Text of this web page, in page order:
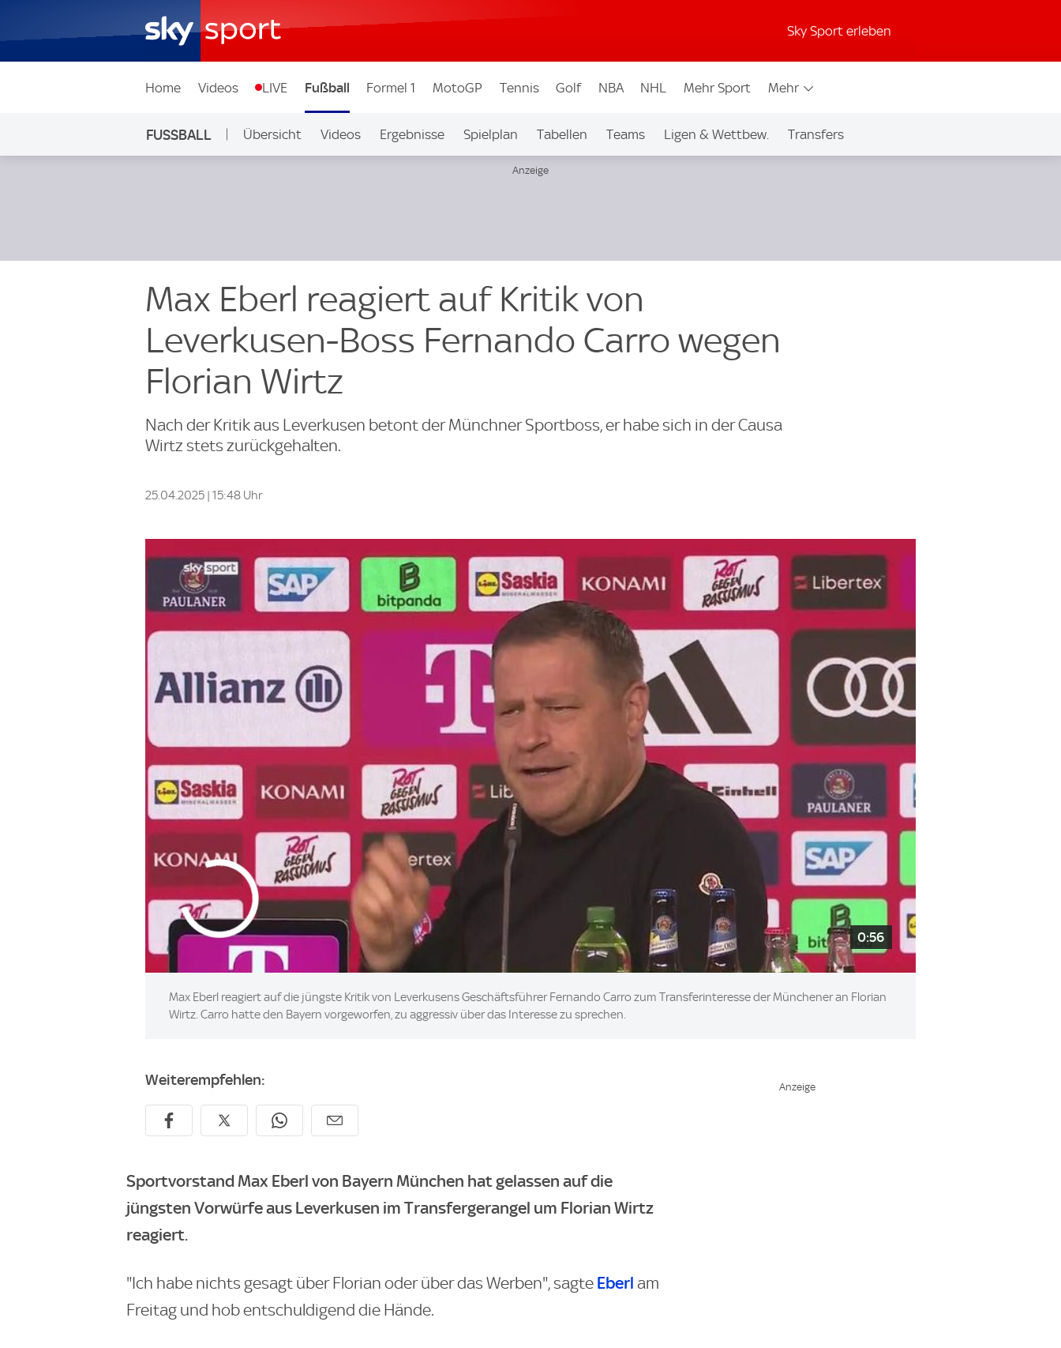
Sky Sport erleben
Home Videos LIVE Fußball Formel 1 MotoGP Tennis Golf NBA NHL Mehr Sport Mehr
FUSSBALL Übersicht Videos Ergebnisse Spielplan Tabellen Teams Ligen & Wettbew. Transfers
Max Eberl reagiert auf Kritik von
Leverkusen-Boss Fernando Carro wegen
Florian Wirtz
Nach der Kritik aus Leverkusen betont der Münchner Sportboss, er habe sich in der Causa
Wirtz stets zurückgehalten.
25.04.2025 | 15:48 Uhr
0:56
Max Eberl reagiert auf die jüngste Kritik von Leverkusens Geschäftsführer Fernando Carro zum Transferinteresse der Münchener an Florian
Wirtz. Carro hatte den Bayern vorgeworfen, zu aggressiv über das Interesse zu sprechen.
Weiterempfehlen:
Sportvorstand Max Eberl von Bayern München hat gelassen auf die
jüngsten Vorwürfe aus Leverkusen im Transfergerangel um Florian Wirtz
reagiert.
"Ich habe nichts gesagt über Florian oder über das Werben", sagte Eberl am
Freitag und hob entschuldigend die Hände.